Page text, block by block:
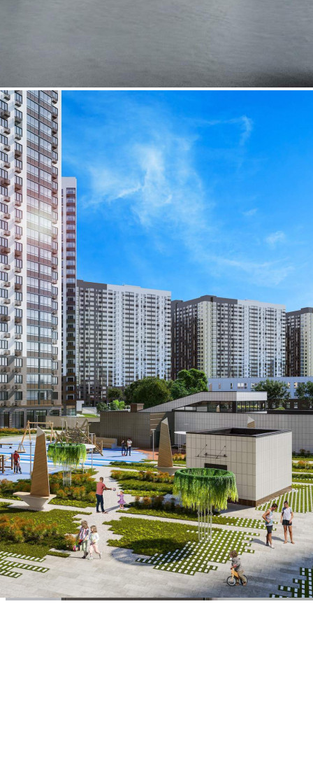
Желаемый / подходящий вид деятельности
Не указано
Назначение
Не указано
Размер площади (м2)
3.9
Цена за помещение
313 950 руб.
О помещении